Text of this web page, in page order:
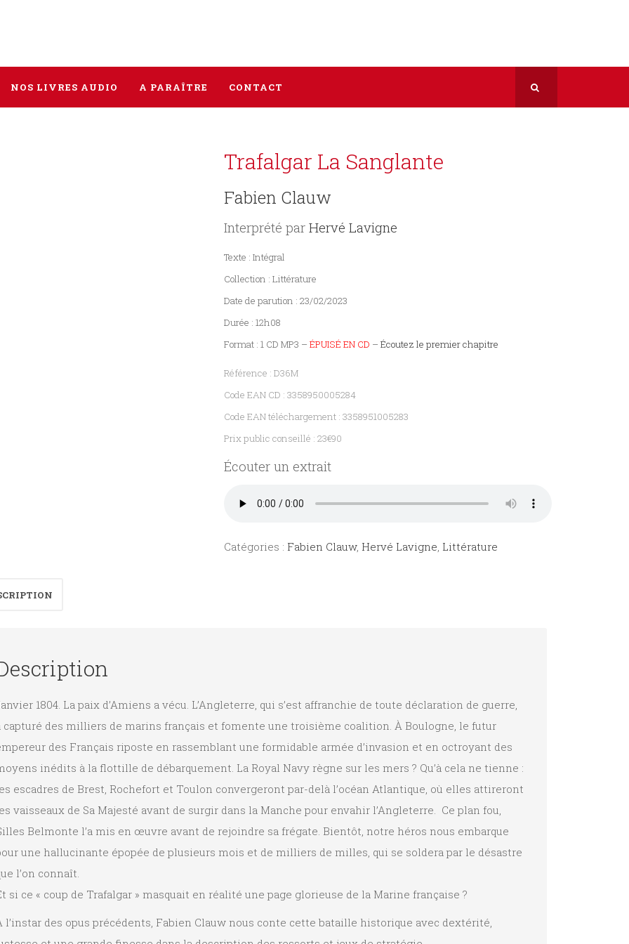
NOS LIVRES AUDIO A PARAÎTRE CONTACT
Trafalgar La Sanglante
Fabien Clauw
Interprété parHervé Lavigne
Texte : Intégral
Collection : Littérature
Date de parution : 23/02/2023
Durée : 12h08
Format : 1 CD MP3 –ÉPUISÉ EN CD –Écoutez le premier chapitre
Référence : D36M
Code EAN CD : 3358950005284
Code EAN téléchargement : 3358951005283
Prix public conseillé : 23€90
Écouter un extrait
Catégories : Fabien Clauw, Hervé Lavigne, Littérature
1804. La paix d’Amiens a vécu. L’Angleterre, qui s’est affranchie de toute déclaration de guerre,
capturé des milliers de marins français et fomente une troisième coalition. À Boulogne, le futur
des Français riposte en rassemblant une formidable armée d’invasion et en octroyant des
inédits à la flottille de débarquement. La Royal Navy règne sur les mers ? Qu’à cela ne tienne :
escadres de Brest, Rochefort et Toulon convergeront par-delà l’océan Atlantique, où elles attireront
vaisseaux de Sa Majesté avant de surgir dans la Manche pour envahir l’Angleterre. Ce plan fou,
Belmonte l’a mis en œuvre avant de rejoindre sa frégate. Bientôt, notre héros nous embarque
une hallucinante épopée de plusieurs mois et de milliers de milles, qui se soldera par le désastre
l’on connaît.
si ce « coup de Trafalgar » masquait en réalité une page glorieuse de la Marine française ?
l’instar des opus précédents, Fabien Clauw nous conte cette bataille historique avec dextérité,